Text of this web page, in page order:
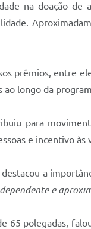
na doação de
prêmios, entre
longo da
para
e incentivo às
a
e
65 polegadas,